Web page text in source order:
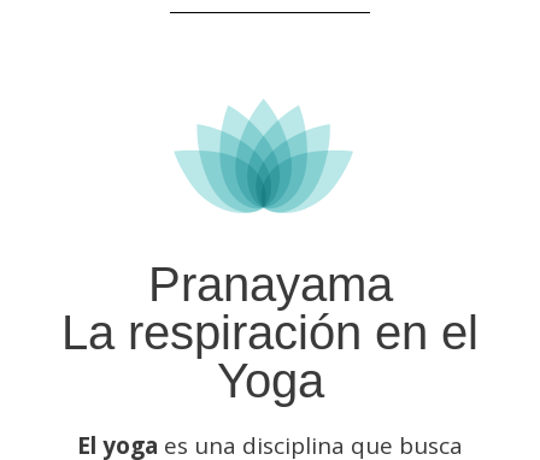
Pranayama
La respiración en el
Yoga
El yoga es una disciplina que busca